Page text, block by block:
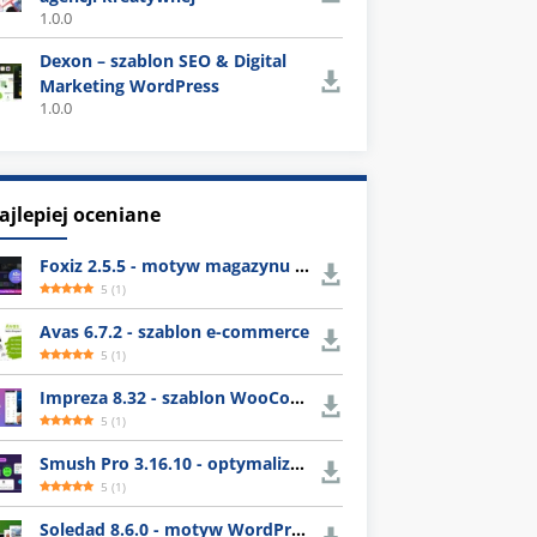
1.0.0
Dexon – szablon SEO & Digital
Marketing WordPress
1.0.0
oceniane
Foxiz 2.5.5 - motyw magazynu WordPress
5 (1)
Avas 6.7.2 - szablon e-commerce
5 (1)
Impreza 8.32 - szablon WooCommerce
5 (1)
Smush Pro 3.16.10 - optymalizacja obrazów WordPress
5 (1)
Soledad 8.6.0 - motyw WordPress z gotowymi układami